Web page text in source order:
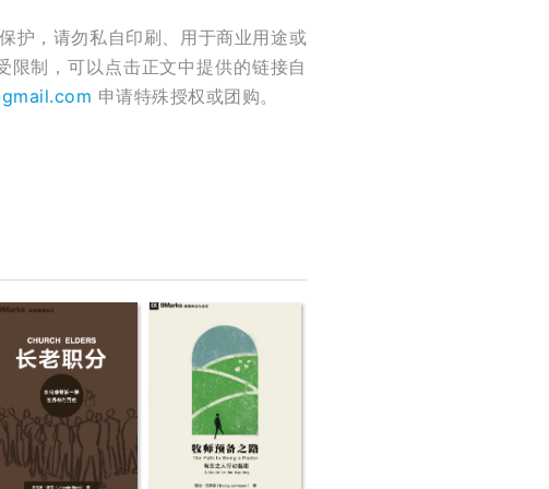
护，请勿私自印刷、用于商业用途或
制，可以点击正文中提供的链接自
申请特殊授权或团购。